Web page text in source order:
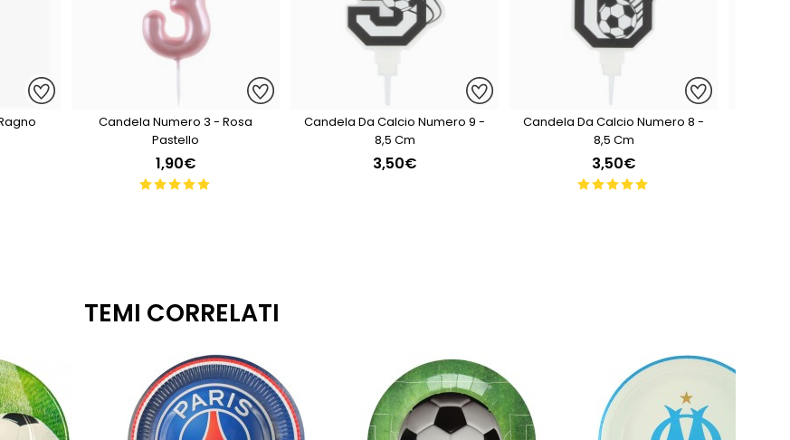
Candela Numero 3 - Rosa
Pastello
1,90€
Candela Da Calcio Numero 9 -
8,5 Cm
3,50€
Candela Da Calcio Numero 8 -
8,5 Cm
3,50€
TEMI CORRELATI